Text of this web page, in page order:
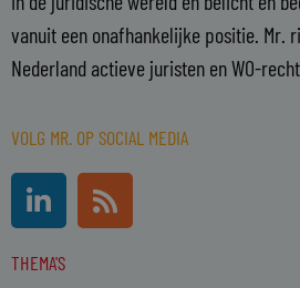
vanuit een onafhankelijke positie. Mr.
Nederland actieve juristen en WO-
VOLG MR. OP SOCIAL MEDIA
L
i
k
R
s
THEMA'S